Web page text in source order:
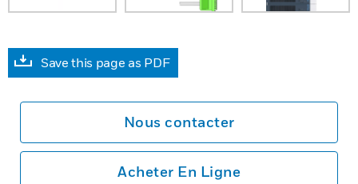
Save this page as PDF
Nous contacter
Acheter En Ligne